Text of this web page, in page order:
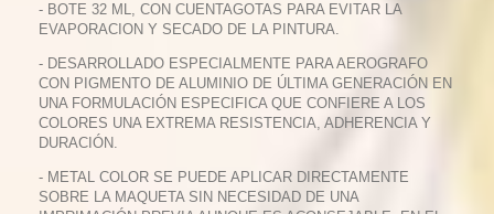
- BOTE 32 ML, CON CUENTAGOTAS PARA EVITAR LA
EVAPORACION Y SECADO DE LA PINTURA.
- DESARROLLADO ESPECIALMENTE PARA AEROGRAFO
CON PIGMENTO DE ALUMINIO DE ÚLTIMA GENERACIÓN EN
UNA FORMULACIÓN ESPECIFICA QUE CONFIERE A LOS
COLORES UNA EXTREMA RESISTENCIA, ADHERENCIA Y
DURACIÓN.
- METAL COLOR SE PUEDE APLICAR DIRECTAMENTE
SOBRE LA MAQUETA SIN NECESIDAD DE UNA